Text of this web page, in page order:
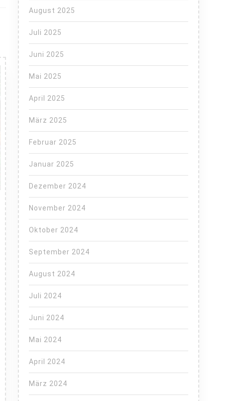
August 2025
Juli 2025
Juni 2025
Mai 2025
April 2025
März 2025
Februar 2025
Januar 2025
Dezember 2024
November 2024
Oktober 2024
September 2024
August 2024
Juli 2024
Juni 2024
Mai 2024
April 2024
März 2024